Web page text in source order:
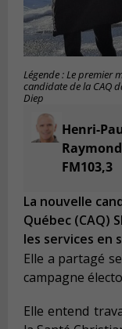
Légende : Le premier
candidate de la CAQ
Diep
Henri-
FM103,3
La nouvelle
Québec (CAQ)
les services en
Elle a partagé
campagne
Elle entend